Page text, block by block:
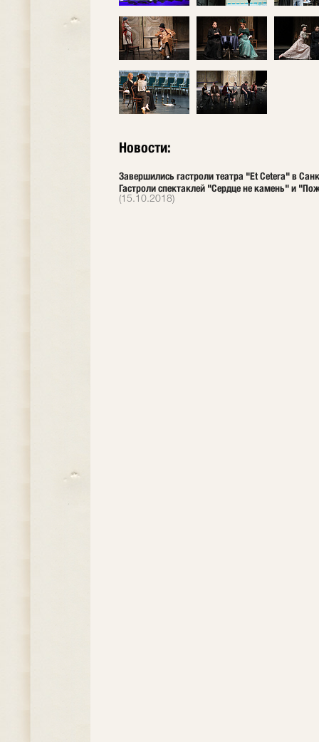
Новости:
Завершились гастроли театра "Et Cetera" в
Гастроли спектаклей "Сердце не камень" и
(15.10.2018)